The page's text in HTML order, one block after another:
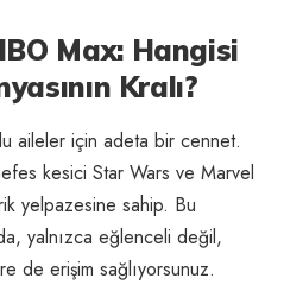
Max: Hangisi
Kralı?
aileler için adeta bir cennet.
kesici Star Wars ve Marvel
yelpazesine sahip. Bu
yalnızca eğlenceli değil,
de erişim sağlıyorsunuz.